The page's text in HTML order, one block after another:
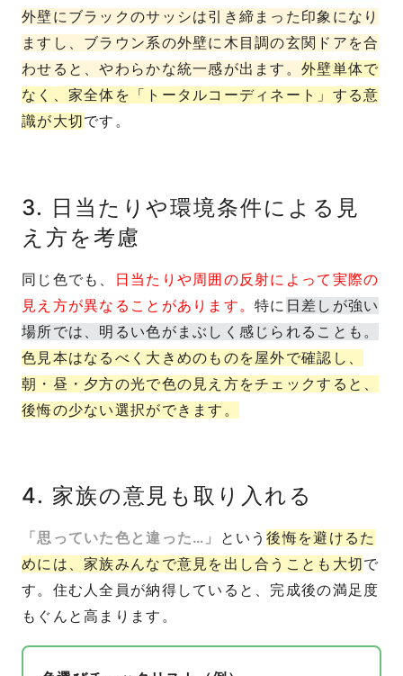
外壁にブラックのサッシは引き締まった印象になり
ますし、ブラウン系の外壁に木目調の玄関ドアを合
わせると、やわらかな統一感が出ます。外壁単体で
なく、家全体を「トータルコーディネート」する意
識が大切です。
3. 日当たりや環境条件による見
え方を考慮
同じ色でも、
日当たりや周囲の反射によって実際の
見え方が異なることがあります。特に 日差しが強い
場所では、明るい色がまぶしく感じられることも。
色見本はなるべく大きめのものを屋外で確認し、
朝・昼・夕方の光で色の見え方をチェックすると、
後悔の少ない選択ができます。
4. 家族の意見も取り入れる
「思っていた色と違った…」 という後悔を避けるた
めには、家族みんなで意見を出し合うことも大切で
す。住む人全員が納得していると、完成後の満足度
もぐんと高まります。